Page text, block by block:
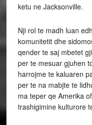
ketu ne Jacksonville.
Nji rol te madh luan
komunitetit dhe
qender te saj mbetet
per te mesuar gjuhen
harrojme te kaluaren
per te na mabjte te
ma teper qe Amerika
trashigimine kulturore